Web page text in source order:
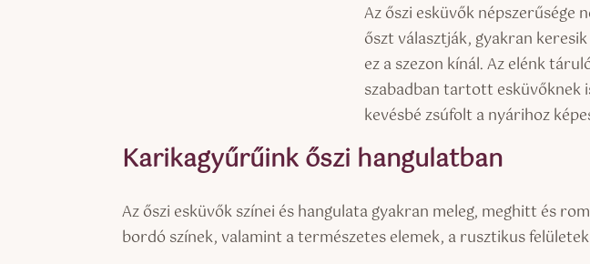
Az őszi esküvők népszerűsége
őszt választják, gyakran
ez a szezon kínál. Az elénk
szabadban tartott esküvőknek
kevésbé zsúfolt a nyárihoz
Karikagyűrűink őszi hangulatban
Az őszi esküvők színei és hangulata gyakran meleg, meghitt és
bordó színek, valamint a természetes elemek, a rusztikus